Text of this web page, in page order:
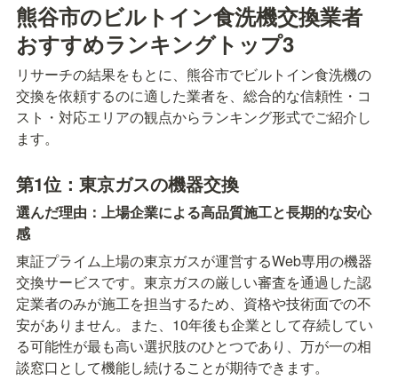
熊谷市のビルトイン食洗機交換業者
おすすめランキングトップ3
リサーチの結果をもとに、熊谷市でビルトイン食洗機の
交換を依頼するのに適した業者を、総合的な信頼性・コ
スト・対応エリアの観点からランキング形式でご紹介し
ます。
第1位：東京ガスの機器交換
選んだ理由：上場企業による高品質施工と長期的な安心
感
東証プライム上場の東京ガスが運営するWeb専用の機器
交換サービスです。東京ガスの厳しい審査を通過した認
定業者のみが施工を担当するため、資格や技術面での不
安がありません。また、10年後も企業として存続してい
る可能性が最も高い選択肢のひとつであり、万が一の相
談窓口として機能し続けることが期待できます。